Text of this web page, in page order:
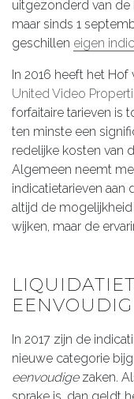
uitgezonderd van de
maar sinds 1
geschillen eigen
In 2016 heeft het Hof
United Video
forfaitaire tarieven is
ten minste een
redelijke kosten van
Algemeen neemt
indicatietarieven aan
altijd de
wijken, maar de
In 2017 zijn de
nieuwe categorie
eenvoudigezaken.